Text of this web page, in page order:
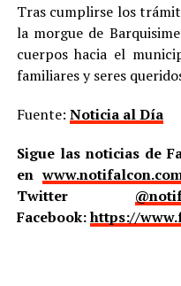
Tras cumplirse los
la morgue de
cuerpos hacia el
familiares y seres
Fuente: Noticia al Día
Sigue las noticias de
en
Twitter
Facebook:https://